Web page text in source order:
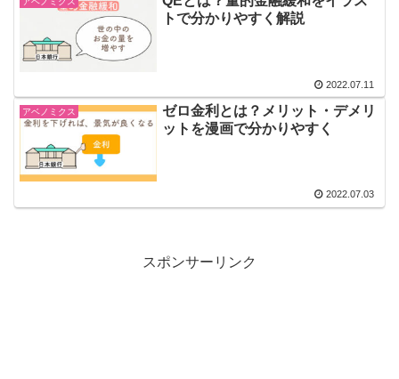
トで分かりやすく解説
2022.07.11
アベノミクス
ゼロ金利とは？メリット・デメリ
ットを漫画で分かりやすく
2022.07.03
スポンサーリンク